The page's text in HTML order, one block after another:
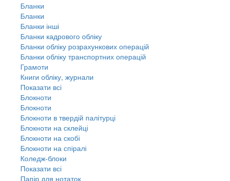
Бланки
Бланки
Бланки інші
Бланки кадрового обліку
Бланки обліку розрахункових операцій
Бланки обліку транспортних операцій
Грамоти
Книги обліку, журнали
Показати всі
Блокноти
Блокноти
Блокноти в твердій палітурці
Блокноти на склейці
Блокноти на скобі
Блокноти на спіралі
Коледж-блоки
Показати всі
Папір для нотаток